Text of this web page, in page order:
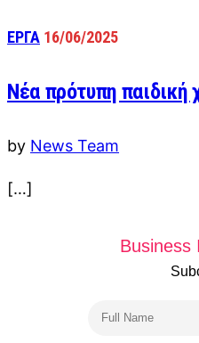
ΕΡΓΑ 16/06/2025
Νέα πρότυπη παιδική
by News Team
[…]
Business